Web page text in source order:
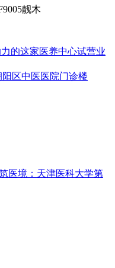
靓木
的这家医养中心试营业
区中医医院门诊楼
医境：天津医科大学第